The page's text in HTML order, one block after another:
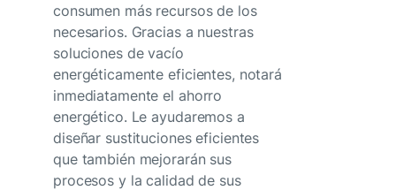
consumen más recursos de los
necesarios. Gracias a nuestras
soluciones de vacío
energéticamente eficientes, notará
inmediatamente el ahorro
energético. Le ayudaremos a
diseñar sustituciones eficientes
que también mejorarán sus
procesos y la calidad de sus